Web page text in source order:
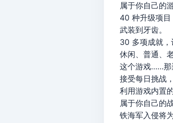
属于你自己的
40 种升级项
武装到牙齿。
30 多项成就，
休闲、普通、
这个游戏……那
接受每日挑战
利用游戏内置
属于你自己的
铁海军入侵将